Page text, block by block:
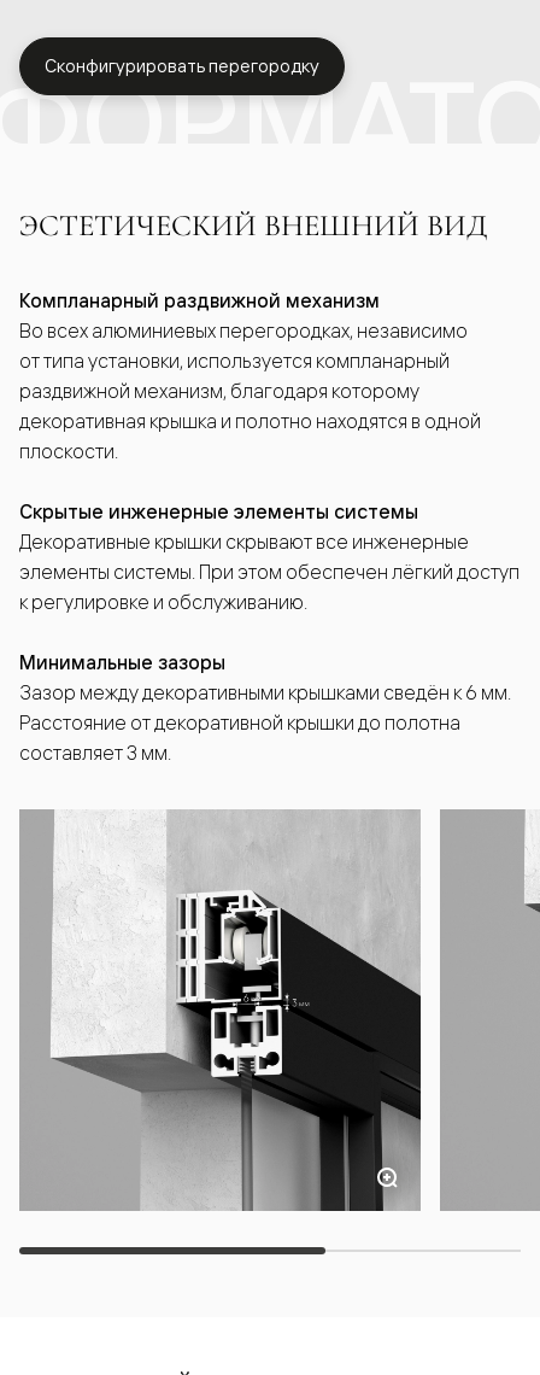
Сконфигурировать перегородку
ЭСТЕТИЧЕСКИЙ ВНЕШНИЙ ВИД
Компланарный раздвижной механизм
Во всех алюминиевых перегородках, независимо
от типа установки, используется компланарный
раздвижной механизм, благодаря которому
декоративная крышка и полотно находятся в одной
плоскости.
Скрытые инженерные элементы системы
Декоративные крышки скрывают все инженерные
элементы системы. При этом обеспечен лёгкий доступ
к регулировке и обслуживанию.
Минимальные зазоры
Зазор между декоративными крышками сведён к 6 мм.
Расстояние от декоративной крышки до полотна
составляет 3 мм.